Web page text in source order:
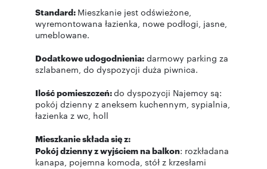
Standard: Mieszkanie jest odświeżone,
wyremontowana łazienka, nowe podłogi, jasne,
umeblowane.
Dodatkowe udogodnienia: darmowy parking za
szlabanem, do dyspozycji duża piwnica.
Ilość pomieszczeń:do dyspozycji Najemcy są:
pokój dzienny z aneksem kuchennym, sypialnia,
łazienka z wc, holl
Mieszkanie składa się z:
Pokój dzienny z wyjściem na balkon: rozkładana
kanapa, pojemna komoda, stół z krzesłami